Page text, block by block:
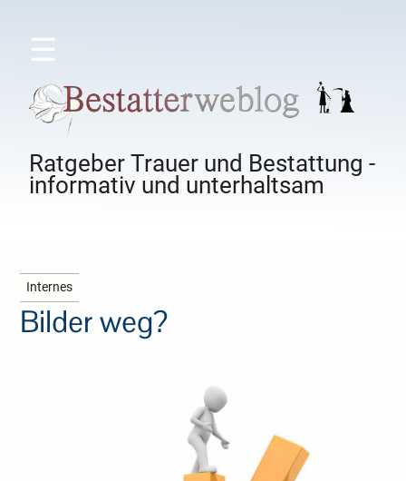
☰
Ratgeber Trauer und Bestattung -
informativ und unterhaltsam
Internes
Bilder weg?